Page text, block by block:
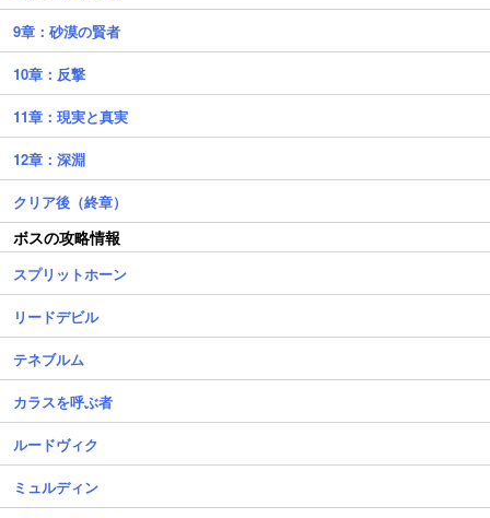
9章：砂漠の賢者
10章：反撃
11章：現実と真実
12章：深淵
クリア後（終章）
ボスの攻略情報
スプリットホーン
リードデビル
テネブルム
カラスを呼ぶ者
ルードヴィク
ミュルディン